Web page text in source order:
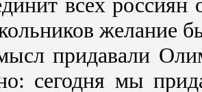
желание
придавали
сегодня мы